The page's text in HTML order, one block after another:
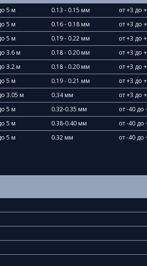
5 м 0.13 - 0.15 мм от +3 до
5 м 0.16 - 0.18 мм от +3 до
5 м 0.19 - 0.22 мм от +3 до
3.6 м 0.18 - 0.20 мм от +3 до
3.2 м 0.18 - 0.20 мм от +3 до
5 м 0.19 - 0.21 мм от +3 до
3.05 м 0.34 мм от +3 до
5 м 0.32-0.35 мм от -40 до
5 м 0.38-0.40 мм от -40 до
5 м 0.32 мм от -40 до